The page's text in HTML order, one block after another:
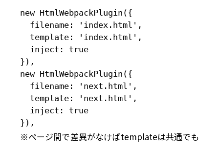
new HtmlWebpackPlugin({
  filename: 'index.html',
  template: 'index.html',
  inject: true
}),
new HtmlWebpackPlugin({
  filename: 'next.html',
  template: 'next.html',
  inject: true
}),
※ページ間で差異がなけばtemplateは共通でも